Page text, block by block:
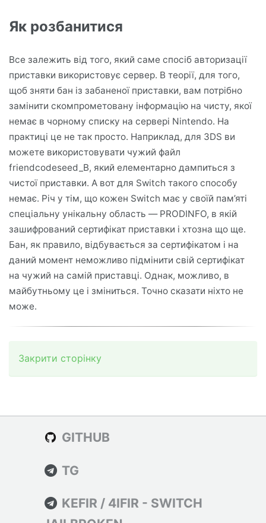
Як розбанитися
Все залежить від того, який саме спосіб авторизації
приставки використовує сервер. В теорії, для того,
щоб зняти бан із забаненої приставки, вам потрібно
замінити скомпрометовану інформацію на чисту, якої
немає в чорному списку на сервері Nintendo. На
практиці це не так просто. Наприклад, для 3DS ви
можете використовувати чужий файл
friendcodeseed_B, який елементарно дампиться з
чистої приставки. А вот для Switch такого способу
немає. Річ у тім, що кожен Switch має у своїй пам’яті
спеціальну унікальну область — PRODINFO, в якій
зашифрований сертифікат приставки і хтозна що ще.
Бан, як правило, відбувається за сертифікатом і на
даний момент неможливо підмінити свій сертифікат
на чужий на самій приставці. Однак, можливо, в
майбутньому це і зміниться. Точно сказати ніхто не
може.
Закрити сторінку
GITHUB
TG
KEFIR / 4IFIR - SWITCH